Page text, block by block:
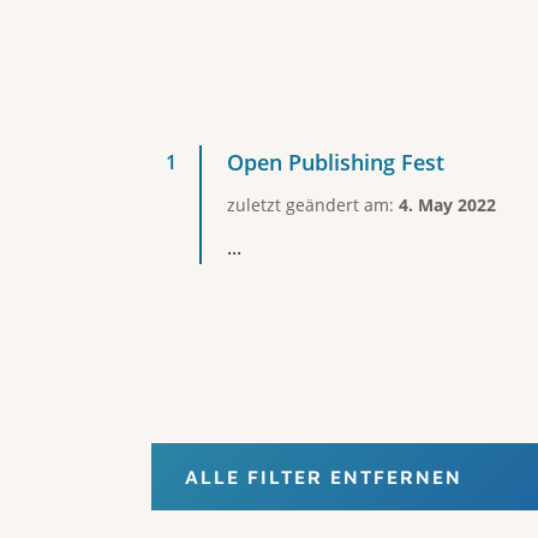
Open Publishing Fest
zuletzt geändert am: 4. May 2022
...
ALLE FILTER ENTFERNEN